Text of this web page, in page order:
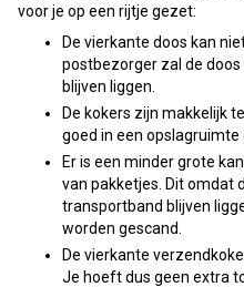
voor je op een rijtje gezet:
De vierkante doos kan
postbezorger zal de
blijven liggen.
De kokers zijn makkelijk
goed in een
Er is een minder grote
van pakketjes. Dit omdat
transportband blijven
worden gescand.
De vierkante
Je hoeft dus geen extra